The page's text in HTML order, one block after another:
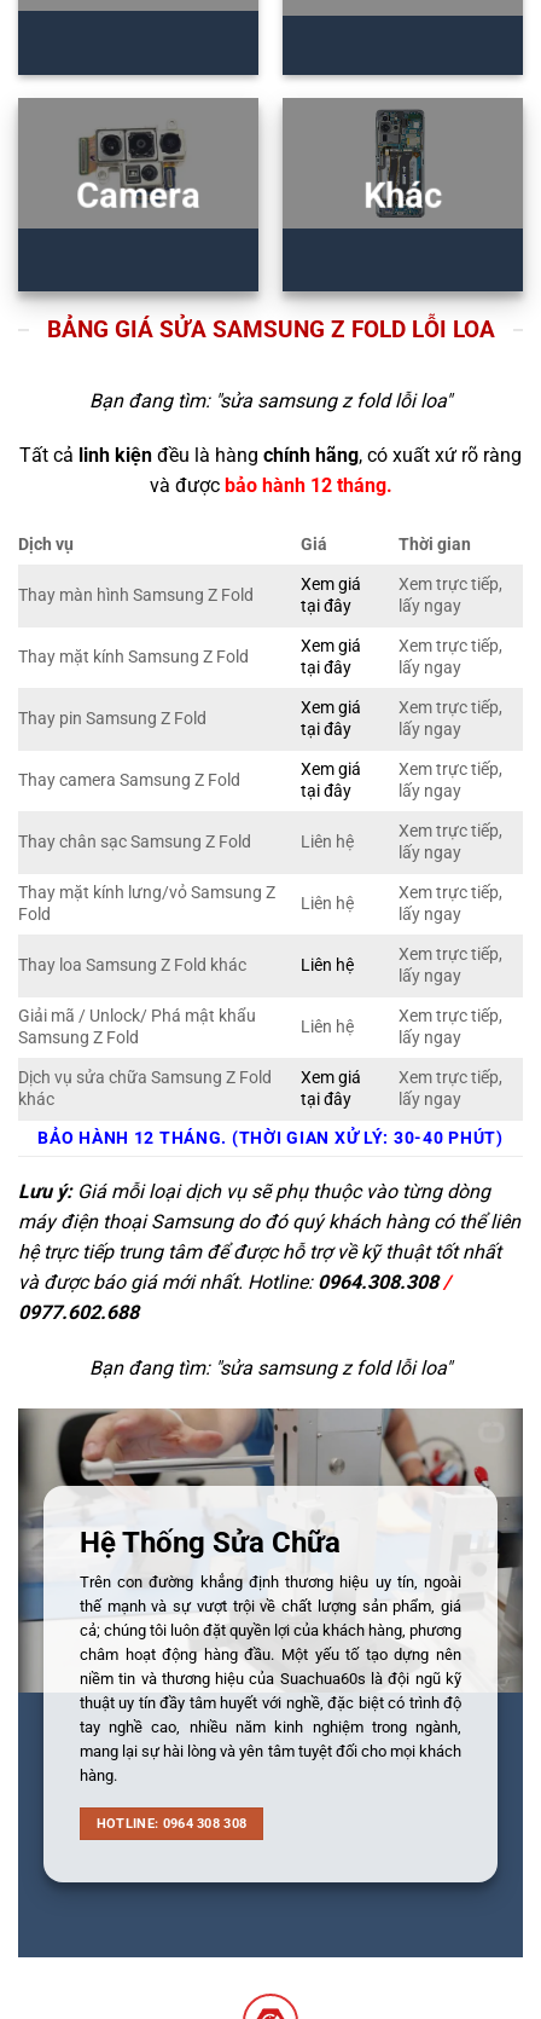
Camera Khác
BẢNG GIÁ SỬA SAMSUNG Z FOLD LỖI LOA
Bạn đang tìm: "sửa samsung z fold lỗi loa"
Tất cả linh kiện đều là hàng chính hãng, có xuất xứ rõ ràng
và được bảo hành 12 tháng.
Dịch vụ Giá Thời gian
Thay màn hình Samsung Z Fold
Xem giá
tại đây
Xem trực tiếp,
lấy ngay
Thay mặt kính Samsung Z Fold
Xem giá
tại đây
Xem trực tiếp,
lấy ngay
Thay pin Samsung Z Fold
Xem giá
tại đây
Xem trực tiếp,
lấy ngay
Thay camera Samsung Z Fold
Xem giá
tại đây
Xem trực tiếp,
lấy ngay
Thay chân sạc Samsung Z Fold Liên hệ
Xem trực tiếp,
lấy ngay
Thay mặt kính lưng/vỏ Samsung Z
Fold
Liên hệ
Xem trực tiếp,
lấy ngay
Thay loa Samsung Z Fold khác Liên hệ
Xem trực tiếp,
lấy ngay
Giải mã / Unlock/ Phá mật khẩu
Samsung Z Fold
Liên hệ
Xem trực tiếp,
lấy ngay
Dịch vụ sửa chữa Samsung Z Fold
khác
Xem giá
tại đây
Xem trực tiếp,
lấy ngay
BẢO HÀNH 12 THÁNG. (THỜI GIAN XỬ LÝ: 30-40 PHÚT)
Lưu ý:Giá mỗi loại dịch vụ sẽ phụ thuộc vào từng dòng
máy điện thoại Samsung do đó quý khách hàng có thể liên
hệ trực tiếp trung tâm để được hỗ trợ về kỹ thuật tốt nhất
và được báo giá mới nhất. Hotline: 0964.308.308/
0977.602.688
Bạn đang tìm: "sửa samsung z fold lỗi loa"
Hệ Thống Sửa Chữa
Trên con đường khẳng định thương hiệu uy tín, ngoài
thế mạnh và sự vượt trội về chất lượng sản phẩm, giá
cả; chúng tôi luôn đặt quyền lợi của khách hàng, phương
châm hoạt động hàng đầu. Một yếu tố tạo dựng nên
niềm tin và thương hiệu của Suachua60s là đội ngũ kỹ
thuật uy tín đầy tâm huyết với nghề, đặc biệt có trình độ
tay nghề cao, nhiều năm kinh nghiệm trong ngành,
mang lại sự hài lòng và yên tâm tuyệt đối cho mọi khách
hàng.
HOTLINE: 0964 308 308